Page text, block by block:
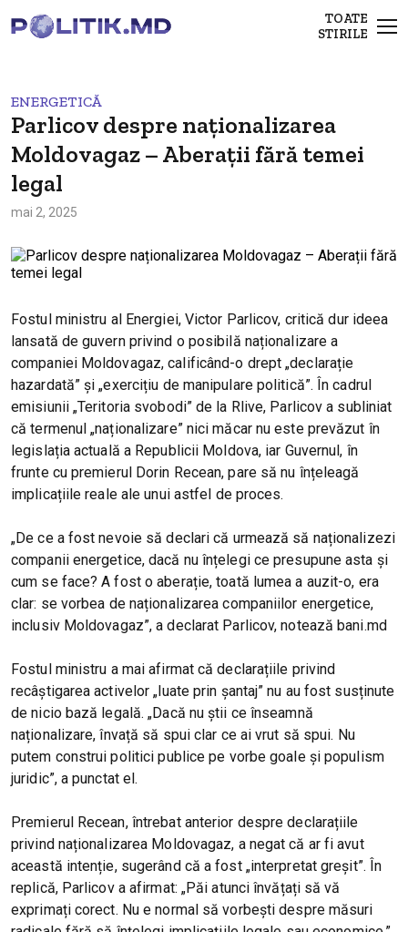
TOATE
STIRILE
ENERGETICĂ
Parlicov despre naționalizarea
Moldovagaz – Aberații fără temei
legal
mai 2, 2025
Fostul ministru al Energiei, Victor Parlicov, critică dur ideea
lansată de guvern privind o posibilă naționalizare a
companiei Moldovagaz, calificând-o drept „declarație
hazardată” și „exercițiu de manipulare politică”. În cadrul
emisiunii „Teritoria svobodi” de la Rlive, Parlicov a subliniat
că termenul „naționalizare” nici măcar nu este prevăzut în
legislația actuală a Republicii Moldova, iar Guvernul, în
frunte cu premierul Dorin Recean, pare să nu înțeleagă
implicațiile reale ale unui astfel de proces.
„De ce a fost nevoie să declari că urmează să naționalizezi
companii energetice, dacă nu înțelegi ce presupune asta și
cum se face? A fost o aberație, toată lumea a auzit-o, era
clar: se vorbea de naționalizarea companiilor energetice,
inclusiv Moldovagaz”, a declarat Parlicov, notează bani.md
Fostul ministru a mai afirmat că declarațiile privind
recâștigarea activelor „luate prin șantaj” nu au fost susținute
de nicio bază legală. „Dacă nu știi ce înseamnă
naționalizare, învață să spui clar ce ai vrut să spui. Nu
putem construi politici publice pe vorbe goale și populism
juridic”, a punctat el.
Premierul Recean, întrebat anterior despre declarațiile
privind naționalizarea Moldovagaz, a negat că ar fi avut
această intenție, sugerând că a fost „interpretat greșit”. În
replică, Parlicov a afirmat: „Păi atunci învățați să vă
exprimați corect. Nu e normal să vorbești despre măsuri